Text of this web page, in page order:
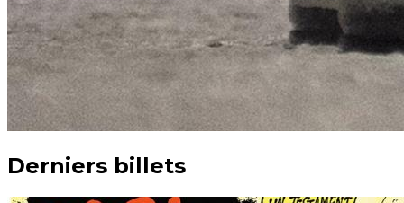
Derniers billets